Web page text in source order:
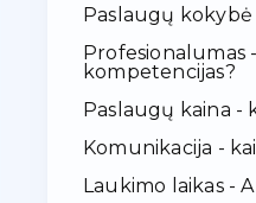
Paslaugų
Profesionalumas
kompetencijas?
Paslaugų kaina -
Komunikacija -
Laukimo laikas -